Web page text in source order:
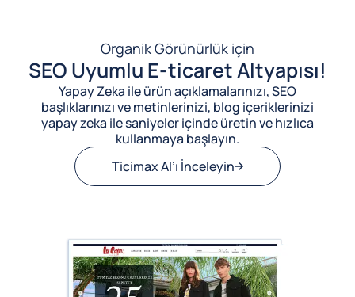
Organik Görünürlük için
SEO Uyumlu E-ticaret Altyapısı!
Yapay Zeka ile ürün açıklamalarınızı, SEO
başlıklarınızı ve metinlerinizi, blog içeriklerinizi
yapay zeka ile saniyeler içinde üretin ve hızlıca
kullanmaya başlayın.
Ticimax AI’ı İnceleyin